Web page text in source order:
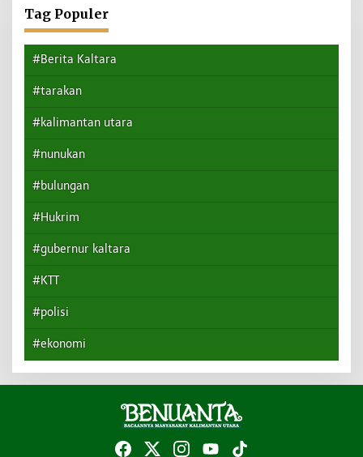
Tag Populer
#Berita Kaltara
#tarakan
#kalimantan utara
#nunukan
#bulungan
#Hukrim
#gubernur kaltara
#KTT
#polisi
#ekonomi